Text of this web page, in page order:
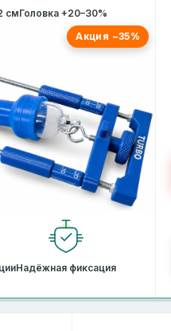
смГоловка +20–30%
Акция −35%
Надёжная фиксация